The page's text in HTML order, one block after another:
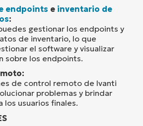
endpoints e inventario de
:
gestionar los endpoints y
de inventario, lo que
el software y visualizar
sobre los endpoints.
de control remoto de Ivanti
problemas y brindar
los usuarios finales.